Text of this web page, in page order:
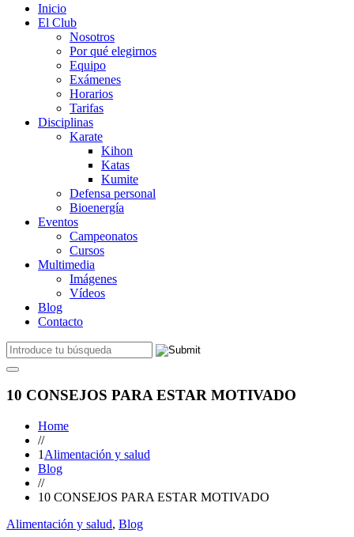
Inicio
El Club
Nosotros
Por qué elegirnos
Equipo
Exámenes
Horarios
Tarifas
Disciplinas
Karate
Kihon
Katas
Kumite
Defensa personal
Bioenergía
Eventos
Campeonatos
Cursos
Multimedia
Imágenes
Vídeos
Blog
Contacto
10 CONSEJOS PARA ESTAR MOTIVADO
Home
//
1 Alimentación y salud
Blog
//
10 CONSEJOS PARA ESTAR MOTIVADO
Alimentación y salud, Blog